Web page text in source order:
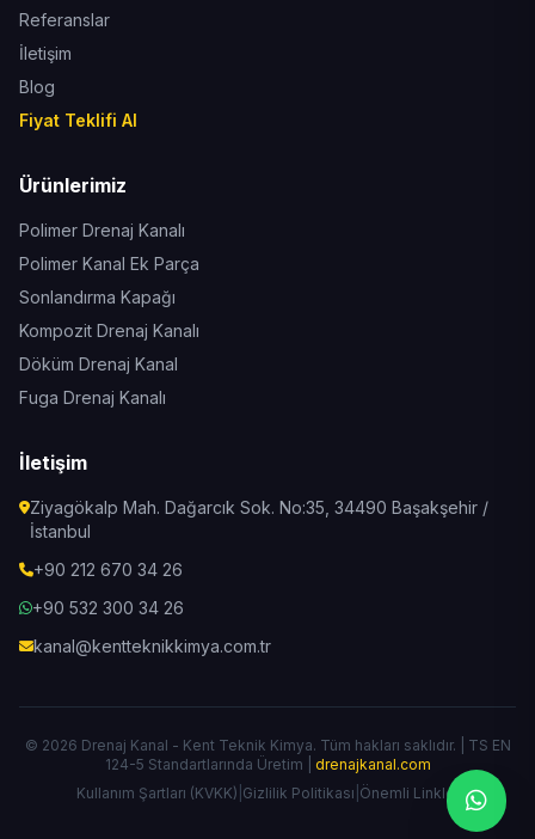
Referanslar
İletişim
Blog
Fiyat Teklifi Al
Ürünlerimiz
Polimer Drenaj Kanalı
Polimer Kanal Ek Parça
Sonlandırma Kapağı
Kompozit Drenaj Kanalı
Döküm Drenaj Kanal
Fuga Drenaj Kanalı
İletişim
Ziyagökalp Mah. Dağarcık Sok. No:35, 34490 Başakşehir /
İstanbul
+90 212 670 34 26
+90 532 300 34 26
kanal@kentteknikkimya.com.tr
© 2026 Drenaj Kanal - Kent Teknik Kimya. Tüm hakları saklıdır. | TS EN
124-5 Standartlarında Üretim | drenajkanal.com
Kullanım Şartları (KVKK) Gizlilik Politikası Önemli Linkler